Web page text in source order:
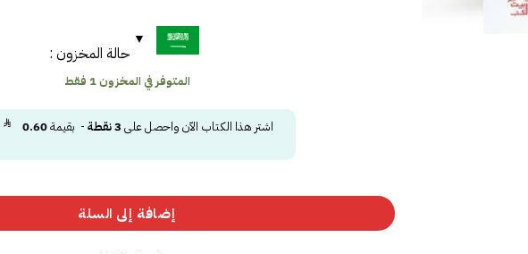
حالة المخزون :
المتوفر في المخزون 1 فقط
اشتر هذا الكتاب الآن واحصل على 3نقطة- بقيمة0.60
إضافة إلى السلة